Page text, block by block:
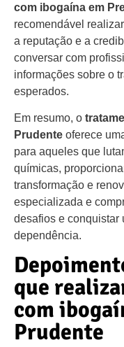
com ibogaína em
recomendável
a reputação e a
conversar com
informações sobre o
esperados.
Em resumo, o
Prudente oferece
para aqueles que
químicas,
transformação e
especializada e
desafios e conquistar
dependência.
que
com
Prudente